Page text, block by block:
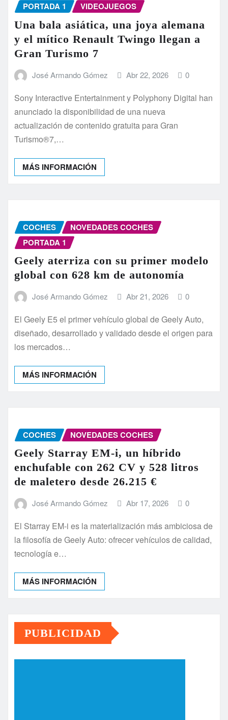
PORTADA 1 VIDEOJUEGOS
Una bala asiática, una joya alemana
y el mítico Renault Twingo llegan a
Gran Turismo 7
José Armando Gómez Abr 22, 2026 0
Sony Interactive Entertainment y Polyphony Digital han
anunciado la disponibilidad de una nueva
actualización de contenido gratuita para Gran
Turismo®7,…
MÁS INFORMACIÓN
COCHES
NOVEDADES COCHES
PORTADA 1
Geely aterriza con su primer modelo
global con 628 km de autonomía
José Armando Gómez Abr 21, 2026 0
El Geely E5 el primer vehículo global de Geely Auto,
diseñado, desarrollado y validado desde el origen para
los mercados…
MÁS INFORMACIÓN
COCHES NOVEDADES COCHES
Geely Starray EM-i, un híbrido
enchufable con 262 CV y 528 litros
de maletero desde 26.215 €
José Armando Gómez Abr 17, 2026 0
El Starray EM-i es la materialización más ambiciosa de
la filosofía de Geely Auto: ofrecer vehículos de calidad,
tecnología e…
MÁS INFORMACIÓN
PUBLICIDAD